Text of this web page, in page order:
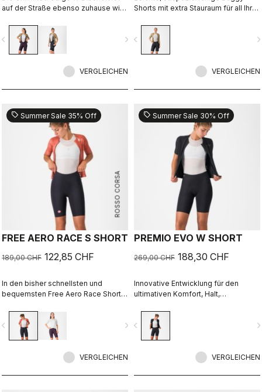
auf der Straße ebenso zuhause wie
Taschen setzt Sie Ihnen keine
Grenzen, sondern ist bereit fürs
nächste Abenteuer.
navigate_next
VERGLEICHEN
Shorts mit extra Stauraum für all Ihre
navigate_before
VERGLEICHEN
ROSSO CORSA
sell Summer Sale 35% Off
FREE AERO RACE S SHORT
189,00 CHF 122,85 CHF
In den bisher schnellsten und
bequemsten Free Aero Race Shorts
Aerodynamik miteinander.
navigate_next
VERGLEICHEN
sell Summer Sale 30% Off
PREMIO EVO W SHORT
269,00 CHF 188,30 CHF
Innovative Entwicklung für den
ultimativen Komfort, Halt,
auf der Langstrecke.
navigate_before
VERGLEICHEN